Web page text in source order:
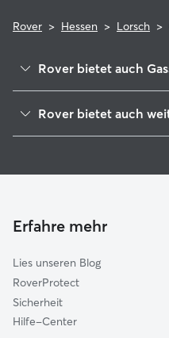
Rover > Hessen > Lorsch >
Rover bietet auch
Bürstadt
Zwingenberg
Biblis
Groß-Rohrheim
Alsbach-Hähnlein
Rover bietet auch
Hundekindergarten in
Erfahre mehr
Lies unseren Blog
RoverProtect
Sicherheit
Hilfe-Center